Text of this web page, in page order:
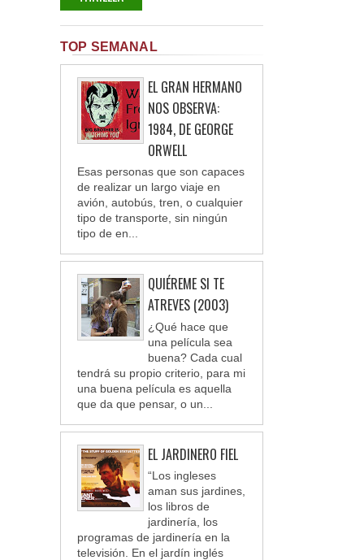
TOP SEMANAL
EL GRAN HERMANO
NOS OBSERVA:
1984, DE GEORGE
ORWELL
Esas personas que son capaces
de realizar un largo viaje en
avión, autobús, tren, o cualquier
tipo de transporte, sin ningún
tipo de en...
QUIÉREME SI TE
ATREVES (2003)
¿Qué hace que
una película sea
buena? Cada cual
tendrá su propio criterio, para mi
una buena película es aquella
que da que pensar, o un...
EL JARDINERO FIEL
“Los ingleses
aman sus jardines,
los libros de
jardinería, los
programas de jardinería en la
televisión. En el jardín inglés